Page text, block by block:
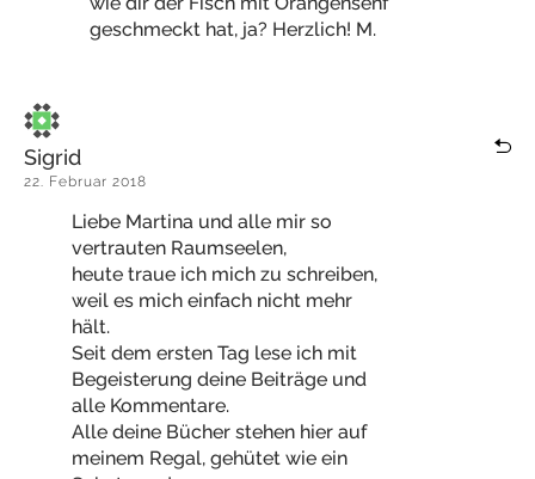
geschmeckt hat, ja? Herzlich! M.
Sigrid
22. Februar 2018
Liebe Martina und alle mir so
vertrauten Raumseelen,
heute traue ich mich zu schreiben,
weil es mich einfach nicht mehr
hält.
Seit dem ersten Tag lese ich mit
Begeisterung deine Beiträge und
alle Kommentare.
Alle deine Bücher stehen hier auf
meinem Regal, gehütet wie ein